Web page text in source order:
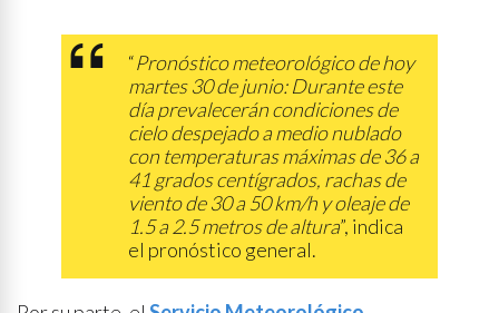
“Pronóstico meteorológico de hoy
martes 30 de junio: Durante este
día prevalecerán condiciones de
cielo despejado a medio nublado
con temperaturas máximas de 36 a
41 grados centígrados, rachas de
viento de 30 a 50 km/h y oleaje de
1.5 a 2.5 metros de altura”, indica
el pronóstico general.